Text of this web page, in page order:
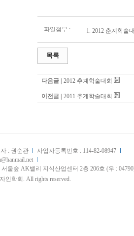
파일첨부 : 1. 2012 춘계학술
목록
다음글 | 2012 추계학술대회
이전글 | 2011 추계학술대회
: 권순관
사업자등록번호 : 114-82-08947
울숲 AK밸리 지식산업센터 2층 206호 (우 :
인학회. All rights reserved.